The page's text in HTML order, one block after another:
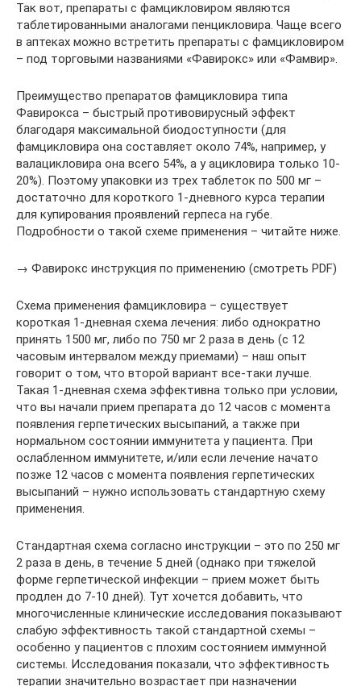
Так вот, препараты с фамцикловиром являются
таблетированными аналогами пенцикловира. Чаще всего
в аптеках можно встретить препараты с фамцикловиром
– под торговыми названиями «Фавирокс» или «Фамвир».
Преимущество препаратов фамцикловира типа
Фавирокса – быстрый противовирусный эффект
благодаря максимальной биодоступности (для
фамцикловира она составляет около 74%, например, у
валацикловира она всего 54%, а у ацикловира только 10-
20%). Поэтому упаковки из трех таблеток по 500 мг –
достаточно для короткого 1-дневного курса терапии
для купирования проявлений герпеса на губе.
Подробности о такой схеме применения – читайте ниже.
→ Фавирокс инструкция по применению (смотреть PDF)
Схема применения фамцикловира – существует
короткая 1-дневная схема лечения: либо однократно
принять 1500 мг, либо по 750 мг 2 раза в день (с 12
часовым интервалом между приемами) – наш опыт
говорит о том, что второй вариант все-таки лучше.
Такая 1-дневная схема эффективна только при условии,
что вы начали прием препарата до 12 часов с момента
появления герпетических высыпаний, а также при
нормальном состоянии иммунитета у пациента. При
ослабленном иммунитете, и/или если лечение начато
позже 12 часов с момента появления герпетических
высыпаний – нужно использовать стандартную схему
применения.
Стандартная схема согласно инструкции – это по 250 мг
2 раза в день, в течение 5 дней (однако при тяжелой
форме герпетической инфекции – прием может быть
продлен до 7-10 дней). Тут хочется добавить, что
многочисленные клинические исследования показывают
слабую эффективность такой стандартной схемы –
особенно у пациентов с плохим состоянием иммунной
системы. Исследования показали, что эффективность
терапии значительно возрастает при назначении